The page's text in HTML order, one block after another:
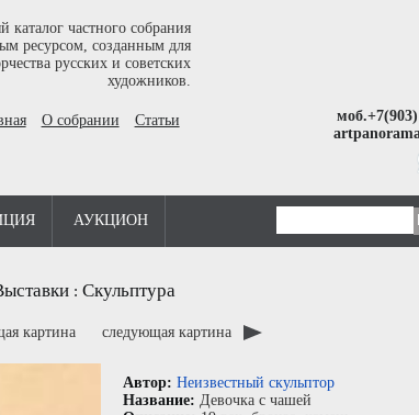
каталог частного собрания
ресурсом, созданным для
русских и советских
художников.
О собрании Статьи
АУКЦИОН
: Скульптура
картина следующая картина
Автор: Неизвестный скульптор
Название: Девочка с чашей